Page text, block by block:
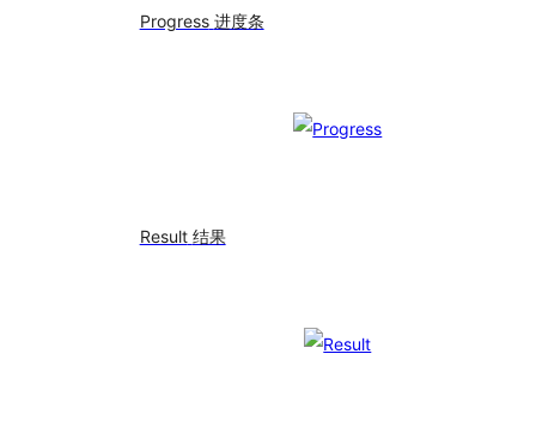
Progress 进度条
Result 结果